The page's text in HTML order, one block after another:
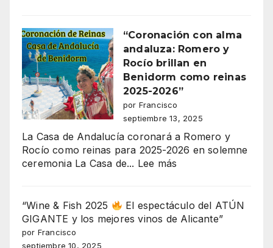
DE
EUROS
EN
JUEGO!
ESCÁNDALO
DE
BENIDORM
GELADA
“Coronación con alma
andaluza: Romero y
Rocío brillan en
Benidorm como reinas
2025-2026”
por Francisco
septiembre 13, 2025
La Casa de Andalucía coronará a Romero y
Rocío como reinas para 2025-2026 en solemne
ceremonia La Casa de... Lee más
alma
andaluza:
“Wine & Fish 2025
El espectáculo del ATÚN
GIGANTE y los mejores vinos de Alicante”
por Francisco
septiembre 10, 2025